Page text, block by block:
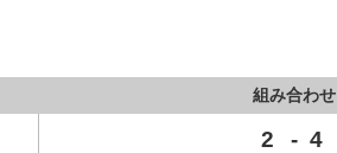
組み合わせ
2 - 4